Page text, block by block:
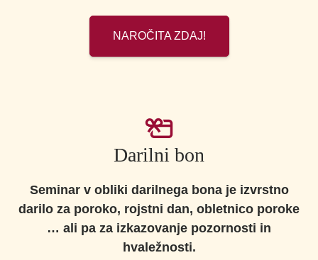
NAROČITA ZDAJ!
Darilni bon
Seminar v obliki darilnega bona je izvrstno
darilo za poroko, rojstni dan, obletnico poroke
… ali pa za izkazovanje pozornosti in
hvaležnosti.